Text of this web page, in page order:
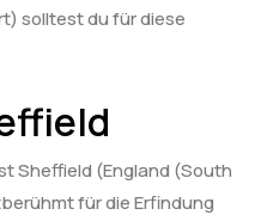
solltest du für diese
Sheffield (England (South
für die Erfindung